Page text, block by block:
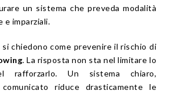
un sistema che preveda modalità
e imparziali.
chiedono come prevenire il rischio di
. La risposta non sta nel limitare lo
rafforzarlo. Un sistema chiaro,
riduce drasticamente le